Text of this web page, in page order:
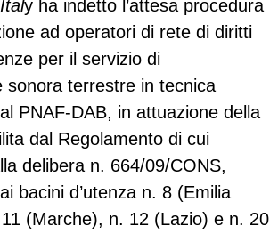
y ha indetto l’attesa procedura
ad operatori di rete di diritti
per il servizio di
sonora terrestre in tecnica
PNAF-DAB, in attuazione della
dal Regolamento di cui
delibera n. 664/09/CONS,
bacini d’utenza n. 8 (Emilia
(Marche), n. 12 (Lazio) e n. 20